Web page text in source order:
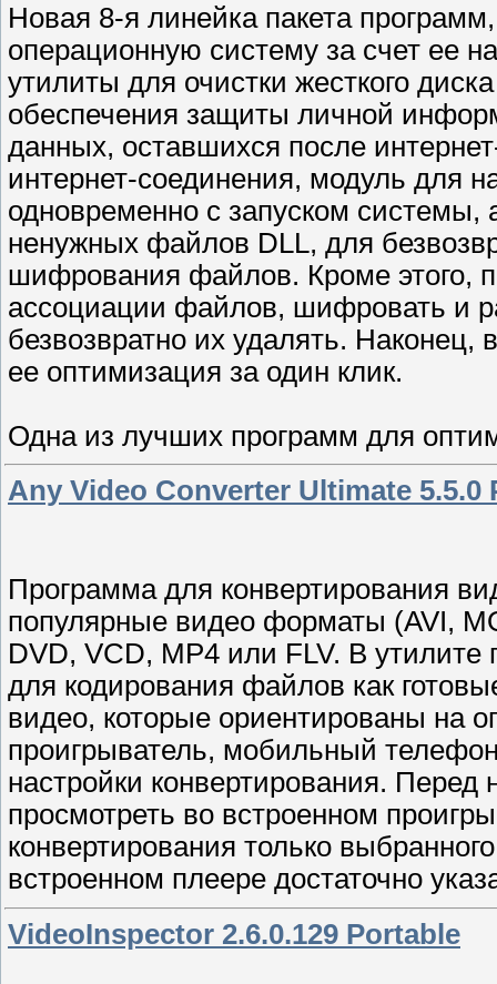
Новая 8-я линейка пакета
операционную систему за счет ее
утилиты для очистки жесткого
обеспечения защиты личной
данных, оставшихся после
интернет-соединения, модуль для
одновременно с запуском системы,
ненужных файлов DLL, для
шифрования файлов. Кроме этого,
ассоциации файлов, шифровать и
безвозвратно их удалять.
ее оптимизация за один клик.
Одна из лучших программ для
Any Video Converter Ultimate 5.5.0
Программа для конвертирования
популярные видео форматы (AVI,
DVD, VCD, MP4 или FLV. В утилите
для кодирования файлов как
видео, которые ориентированы на
проигрыватель, мобильный
настройки конвертирования.
просмотреть во встроенном
конвертирования только
встроенном плеере достаточно
VideoInspector 2.6.0.129 Portable